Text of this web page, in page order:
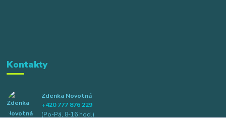
Kontakty
Zdenka Novotná
+420 777 876 229
(Po-Pá, 8-16 hod.)